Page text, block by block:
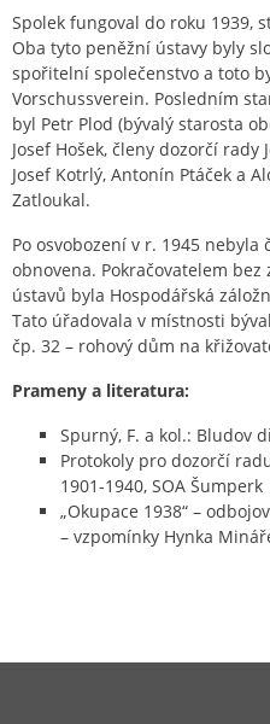
Spolek fungoval do roku 1939,
Oba tyto peněžní ústavy byly
spořitelní společenstvo a toto
Vorschussverein. Posledním
byl Petr Plod (bývalý starosta
Josef Hošek, členy dozorčí rady
Josef Kotrlý, Antonín Ptáček a
Zatloukal.
Po osvobození v r. 1945
obnovena. Pokračovatelem
ústavů byla Hospodářská
Tato úřadovala v místnosti
čp. 32 – rohový dům na
Prameny a literatura:
Spurný, F. a kol.: Bludov
Protokoly pro dozorčí
1901-1940, SOA Šumperk
„Okupace 1938“ –
– vzpomínky Hynka